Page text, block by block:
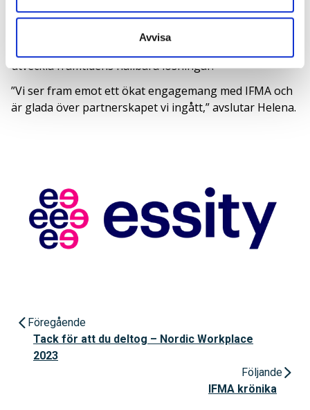
Avvisa
att finnas där den främsta målgruppen befinner sig för
att ständigt hålla uppdaterade kring behovet på
utveckla framtidens hållbara lösningar.
”Vi ser fram emot ett ökat engagemang med IFMA och
är glada över partnerskapet vi ingått,” avslutar Helena.
Föregående
Tack för att du deltog – Nordic Workplace
2023
Följande
IFMA krönika